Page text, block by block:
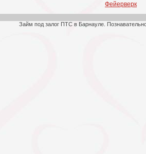
Фейерверк
Займ под залог ПТС в Барнауле.